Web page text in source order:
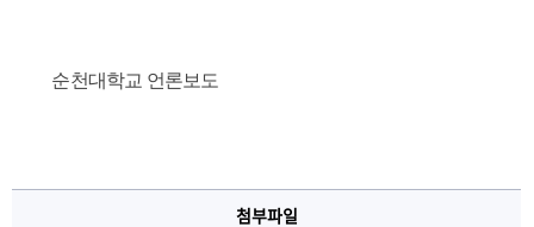
순천대학교 언론보도
첨부파일